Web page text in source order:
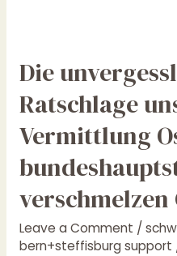
Die
Ratschlage
Vermittlung
Leave a Comment /
bern+steffisburg support
Die
unvergesslichen
Dating-
unserer
Escort
Vermittlung
Osterreichische
bundeshauptstadt
verschmelzen